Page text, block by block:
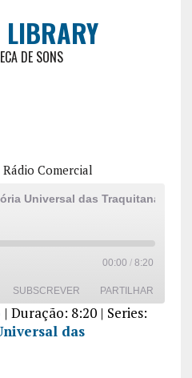
LIBRARY
DE SONS
Rádio Comercial
Universal das Traquitanas
00:00 / 8:20
SUBSCREVER PARTILHAR
| Duração: 8:20| Series:
das